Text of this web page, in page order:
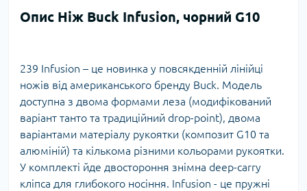
Опис Ніж Buck Infusion, чорний G10
239 Infusion – це новинка у повсякденній лінійці
ножів від американського бренду Buck. Модель
доступна з двома формами леза (модифікований
варіант танто та традиційний drop-point), двома
варіантами матеріалу рукоятки (композит G10 та
алюміній) та кількома різними кольорами рукоятки.
У комплекті йде двостороння знімна deep-carry
кліпса для глибокого носіння. Infusion - це пружні